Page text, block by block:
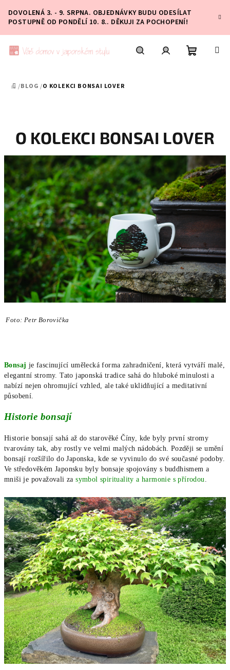
obsah
DOVOLENÁ 3. - 9. SRPNA. OBJEDNÁVKY BUDU ODESÍLAT
POSTUPNĚ OD PONDĚLÍ 10. 8.. DĚKUJI ZA POCHOPENÍ!
DOMŮ
/BLOG /O KOLEKCI BONSAI LOVER
O KOLEKCI BONSAI LOVER
Foto: Petr Borovička
Bonsaj je fascinující umělecká forma zahradničení, která vytváří malé,
elegantní stromy. Tato japonská tradice sahá do hluboké minulosti a
nabízí nejen ohromující vzhled, ale také uklidňující a meditativní
působení.
Historie bonsají
Historie bonsají sahá až do starověké Číny, kde byly první stromy
tvarovány tak, aby rostly ve velmi malých nádobách. Později se umění
bonsají rozšířilo do Japonska, kde se vyvinulo do své současné podoby.
Ve středověkém Japonsku byly bonsaje spojovány s buddhismem a
mniši je považovali zasymbol spirituality a harmonie s přírodou.